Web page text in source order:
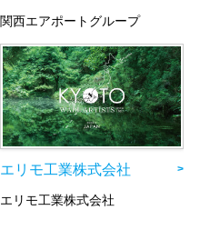
関西エアポートグループ
エリモ工業株式会社
エリモ工業株式会社